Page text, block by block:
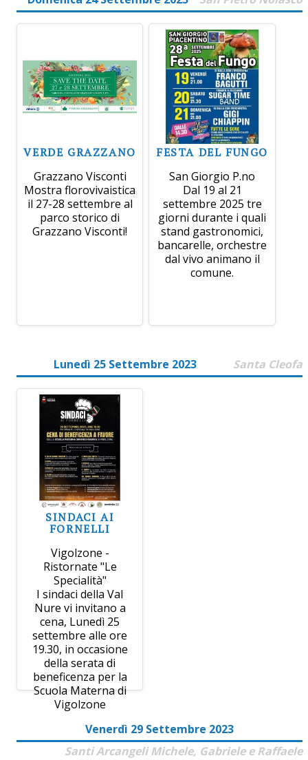
VERDE GRAZZANO
Grazzano Visconti
Mostra florovivaistica
il 27-28 settembre al
parco storico di
Grazzano Visconti!
FESTA DEL FUNGO
San Giorgio P.no
Dal 19 al 21
settembre 2025 tre
giorni durante i quali
stand gastronomici,
bancarelle, orchestre
dal vivo animano il
comune.
Lunedì 25 Settembre 2023 Santa Cleofa
SINDACI AI
FORNELLI
Vigolzone -
Ristornate "Le
Specialità"
I sindaci della Val
Nure vi invitano a
cena, Lunedì 25
settembre alle ore
19.30, in occasione
della serata di
beneficenza per la
Scuola Materna di
Vigolzone
Venerdì 29 Settembre 2023
Santi Arcangeli Michele, Gabriele e Raffaele